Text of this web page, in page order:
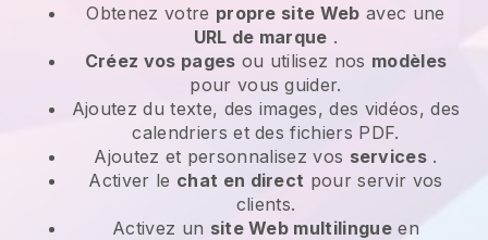
Obtenez votre propre site Web avec une
URL de marque .
Créez vos pages ou utilisez nos modèles
pour vous guider.
Ajoutez du texte, des images, des vidéos, des
calendriers et des fichiers PDF.
Ajoutez et personnalisez vos services .
Activer le chat en direct pour servir vos
clients.
Activez un site Web multilingueen